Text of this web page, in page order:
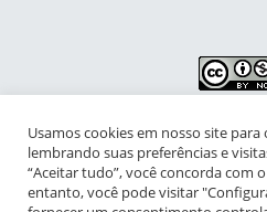
NIPIAC – Núcleo Interdisciplinar de
Adolescência Contemporâneas
Universidade Federal do Rio de
Usamos cookies em nosso site
lembrando suas preferências e
“Aceitar tudo”, você concorda com
entanto, você pode visitar